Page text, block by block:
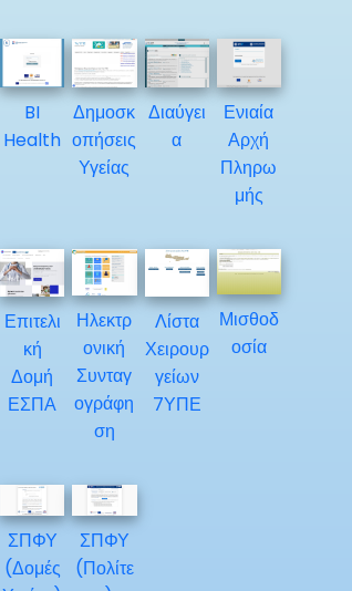
BI
Health
Δημοσκ
οπήσεις
Υγείας
Διαύγει
α
Ενιαία
Αρχή
Πληρω
μής
Επιτελι
κή
Δομή
ΕΣΠΑ
Ηλεκτρ
ονική
Συνταγ
ογράφη
ση
Λίστα
Χειρουρ
γείων
7ΥΠΕ
Μισθοδ
οσία
ΣΠΦΥ
(Δομές
ΣΠΦΥ
(Πολίτε